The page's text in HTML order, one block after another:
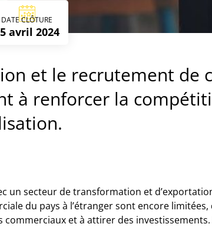
DATE CLÔTURE
avril 2024
et le recrutement de
à renforcer la
un secteur de transformation et
du pays à l’étranger sont encore
et à attirer des investissements.